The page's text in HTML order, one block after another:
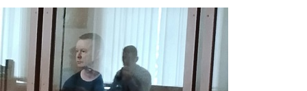
komarov.jpg